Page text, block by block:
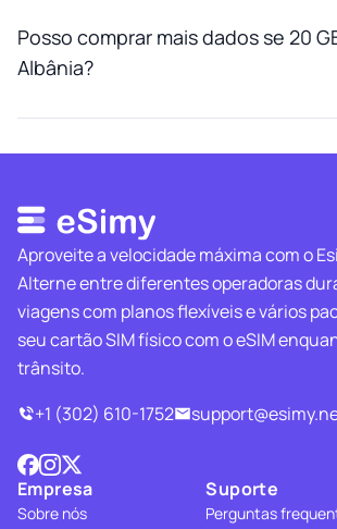
Posso comprar mais dados se 20
Albânia?
Aproveite a velocidade máxima com o
Alterne entre diferentes operadoras
viagens com planos flexíveis e vários
seu cartão SIM físico com o eSIM
trânsito.
+1 (302) 610-1752
Empresa
Sobre nós
Suporte
Perguntas